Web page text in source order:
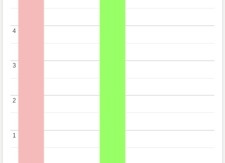
1
1
2
2
3
3
4
4